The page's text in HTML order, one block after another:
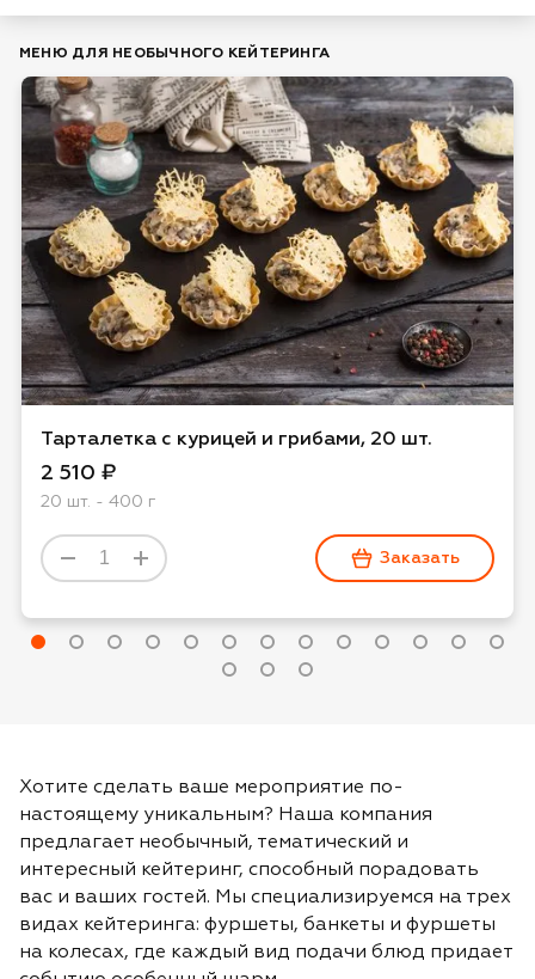
МЕНЮ ДЛЯ НЕОБЫЧНОГО КЕЙТЕРИНГА
Тарталетка с курицей и грибами, 20 шт.
2 510 ₽
20 шт. - 400 г
Заказать
Хотите сделать ваше мероприятие по-
настоящему уникальным? Наша компания
предлагает необычный, тематический и
интересный кейтеринг, способный порадовать
вас и ваших гостей. Мы специализируемся на трех
видах кейтеринга: фуршеты, банкеты и фуршеты
на колесах, где каждый вид подачи блюд придает